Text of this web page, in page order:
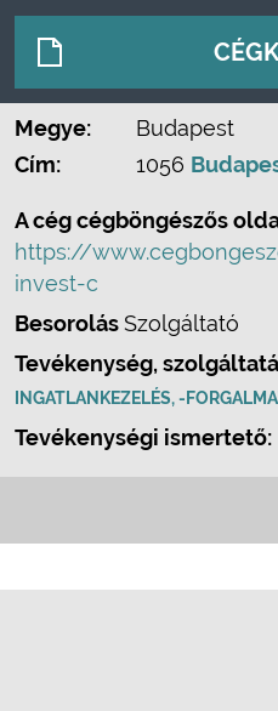
Megye:
Budapest
Cím:
1056
A cég cégböngészős
https://
invest-c
BesorolásSzolgáltató
Tevékenység,
INGATLANKEZELÉS, -
Tevékenységi ismertető: